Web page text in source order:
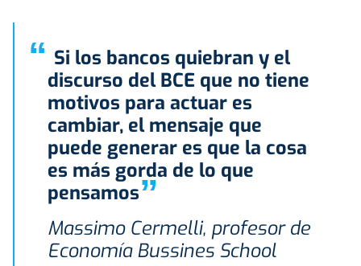
“ Si los bancos quiebran y el
discurso del BCE que no tiene
motivos para actuar es
cambiar, el mensaje que
puede generar es que la cosa
es más gorda de lo que
pensamos”
Massimo Cermelli, profesor de
Economía Bussines School